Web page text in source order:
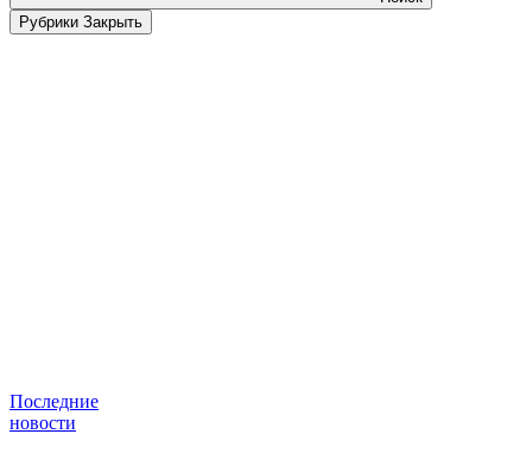
Рубрики Закрыть
Последние
новости